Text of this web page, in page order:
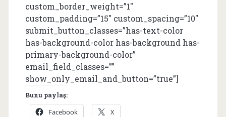
custom_border_weight=”1″
custom_padding=”15″ custom_spacing=”10″
submit_button_classes=”has-text-color
has-background-color has-background has-
primary-background-color”
email_field_classes=””
show_only_email_and_button=”true”]
Bunu paylaş:
Facebook X